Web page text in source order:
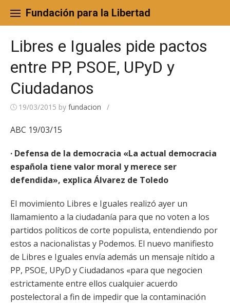
content
Fundación para la Libertad
Libres e Iguales pide pactos
entre PP, PSOE, UPyD y
Ciudadanos
19/03/2015 by fundacion /
ABC 19/03/15
· Defensa de la democracia «La actual democracia
española tiene valor moral y merece ser
defendida», explica Álvarez de Toledo
El movimiento Libres e Iguales realizó ayer un
llamamiento a la ciudadanía para que no voten a los
partidos políticos de corte populista, entendiendo por
estos a nacionalistas y Podemos. El nuevo manifiesto
de Libres e Iguales envía además un mensaje nítido a
PP, PSOE, UPyD y Ciudadanos «para que negocien
estrictamente entre ellos cualquier acuerdo
postelectoral a fin de impedir que la contaminación